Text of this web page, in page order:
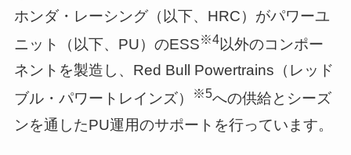
ホンダ・レーシング（以下、HRC）がパワーユ
ニット（以下、PU）のESS※4以外のコンポー
ネントを製造し、Red Bull Powertrains（レッド
ブル・パワートレインズ）
※5への供給とシーズ
ンを通したPU運用のサポートを行っています。